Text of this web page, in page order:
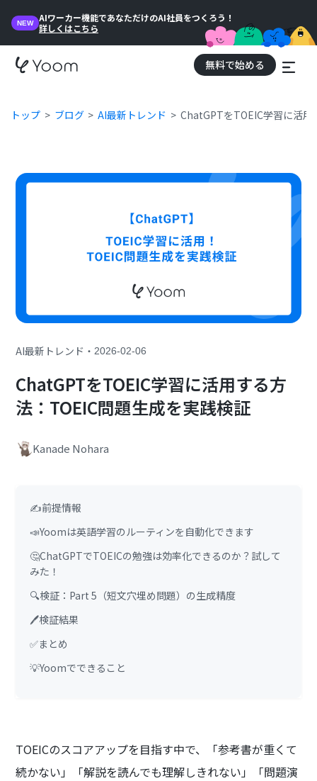
NEW
AIワーカー機能であなただけのAI社員をつくろう！
詳しくはこちら
無料で始める
トップ ブログ AI最新トレンド ChatGPTをTOEIC学習に活
AI最新トレンド ・2026-02-06
ChatGPTをTOEIC学習に活用する方
法：TOEIC問題生成を実践検証
Kanade Nohara
✍️前提情報
📣Yoomは英語学習のルーティンを自動化できます
🤔ChatGPTでTOEICの勉強は効率化できるのか？試して
みた！
🔍検証：Part 5（短文穴埋め問題）の生成精度
🖊️検証結果
✅まとめ
💡Yoomでできること
TOEICのスコアアップを目指す中で、「参考書が重くて
続かない」「解説を読んでも理解しきれない」「問題演